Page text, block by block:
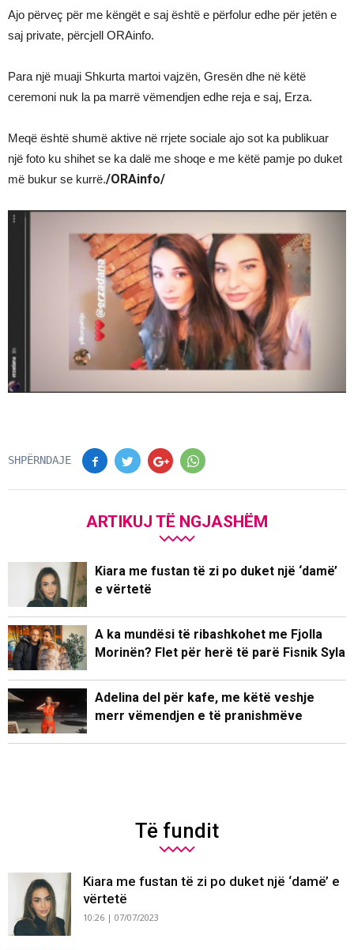
Ajo përveç për me këngët e saj është e përfolur edhe për jetën e
saj private, përcjell ORAinfo.
Para një muaji Shkurta martoi vajzën, Gresën dhe në këtë
ceremoni nuk la pa marrë vëmendjen edhe reja e saj, Erza.
Meqë është shumë aktive në rrjete sociale ajo sot ka publikuar
një foto ku shihet se ka dalë me shoqe e me këtë pamje po duket
më bukur se kurrë./ORAinfo/
SHPËRNDAJE
ARTIKUJ TË NGJASHËM
Kiara me fustan të zi po duket një ‘damë’
e vërtetë
A ka mundësi të ribashkohet me Fjolla
Morinën? Flet për herë të parë Fisnik Syla
Adelina del për kafe, me këtë veshje
merr vëmendjen e të pranishmëve
Të fundit
Kiara me fustan të zi po duket një ‘damë’ e
vërtetë
10:26 | 07/07/2023